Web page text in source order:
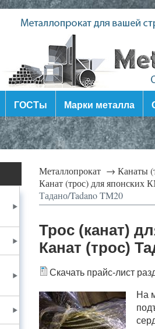
ГОСТы Марки металла
Металлопрокат → Канаты
Канат (трос) для
Тадано/Tadano TM20
Трос (канат)
Канат (трос)
Скачать прайс-лист
На